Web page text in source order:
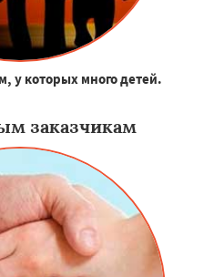
у которых много детей.
заказчикам